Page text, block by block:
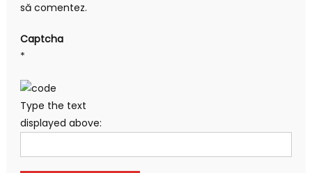
să comentez.
Captcha
*
Type the text
displayed above: